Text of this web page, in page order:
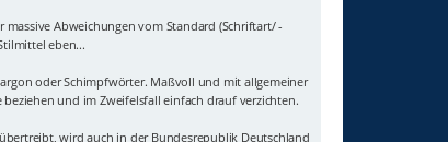
massive Abweichungen vom Standard (Schriftart/ -
eben...
oder Schimpfwörter. Maßvoll und mit allgemeiner
und im Zweifelsfall einfach drauf verzichten.
wird auch in der Bundesrepublik Deutschland